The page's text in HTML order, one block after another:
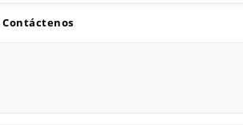
Contáctenos